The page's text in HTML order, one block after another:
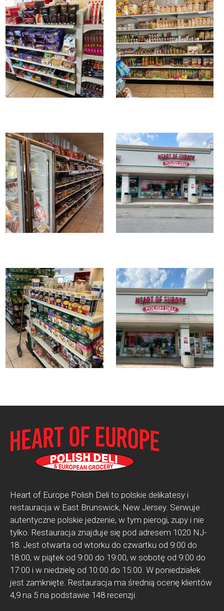
Heart of Europe Polish Deli to polskie delikatesy i
restauracja w East Brunswick, New Jersey. Serwuje
autentyczne polskie jedzenie, w tym pierogi, zupy i nie
tylko. Restauracja znajduje się pod adresem 1020 NJ-
18. Jest otwarta od wtorku do czwartku od 9:00 do
18:00, w piątek od 9:00 do 19:00, w sobotę od 9:00 do
17:00 i w niedzielę od 10:00 do 15:00. W poniedziałek
jest zamknięte. Restauracja ma średnią ocenę klientów
4,9 na 5 na podstawie 148 recenzji.